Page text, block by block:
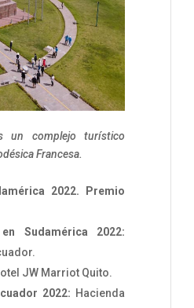
un complejo turístico
Francesa.
2022. Premio
Sudamérica 2022:
JW Marriot Quito.
2022: Hacienda